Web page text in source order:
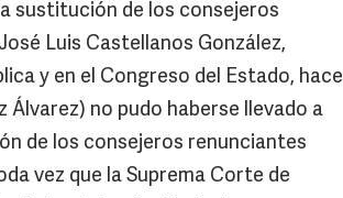
sustitución de los consejeros
Luis Castellanos González,
y en el Congreso del Estado, hace
no pudo haberse llevado a
de los consejeros renunciantes
vez que la Suprema Corte de